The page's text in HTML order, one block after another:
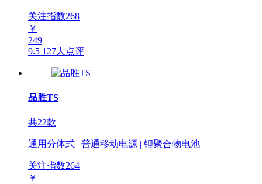
关注指数268
￥
249
9.5 127人点评
品胜TS
共22款
通用分体式 | 普通移动电源 | 锂聚合物电池
关注指数264
￥